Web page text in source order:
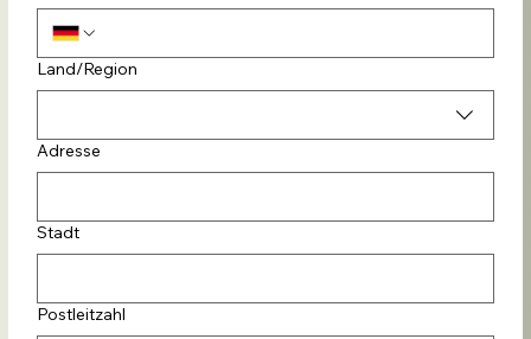
Mehrzeilige Adresse
Land/Region
Adresse
Stadt
Postleitzahl